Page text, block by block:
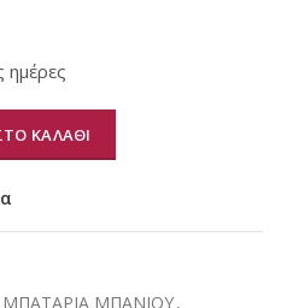
ΚΑΛΑΘΙ
ΜΠΑΤΑΡΙΑ ΜΠΑΝΙΟΥ,